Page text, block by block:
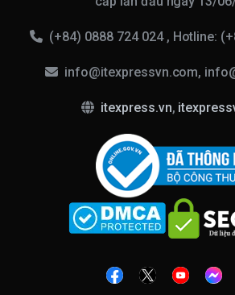
(+84) 0888 724 024 , Hotline:
info@itexpressvn.com,
itexpress.vn,